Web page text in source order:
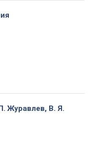
Журавлев, В. Я.